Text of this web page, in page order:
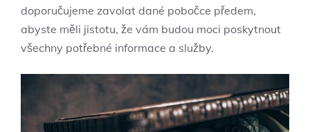
doporučujeme zavolat dané pobočce předem,
abyste měli jistotu, že vám budou moci poskytnout
všechny potřebné informace a služby.